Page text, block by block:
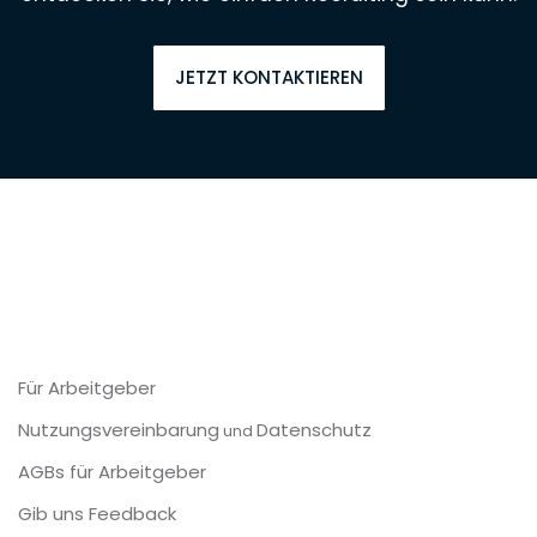
JETZT KONTAKTIEREN
Für Arbeitgeber
Nutzungsvereinbarung und Datenschutz
AGBs für Arbeitgeber
Gib uns Feedback